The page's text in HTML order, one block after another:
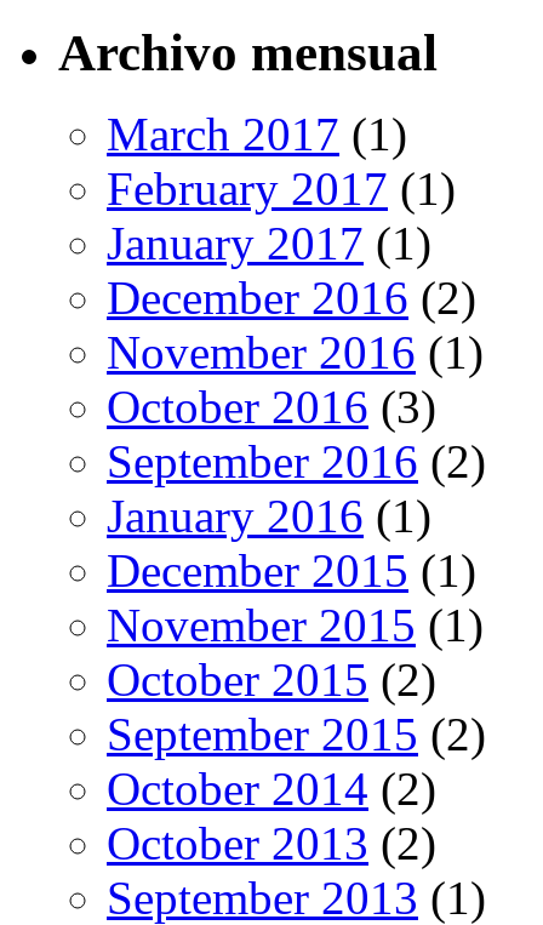
Archivo mensual
March 2017 (1)
February 2017 (1)
January 2017 (1)
December 2016 (2)
November 2016 (1)
October 2016 (3)
September 2016 (2)
January 2016 (1)
December 2015 (1)
November 2015 (1)
October 2015 (2)
September 2015 (2)
October 2014 (2)
October 2013 (2)
September 2013 (1)